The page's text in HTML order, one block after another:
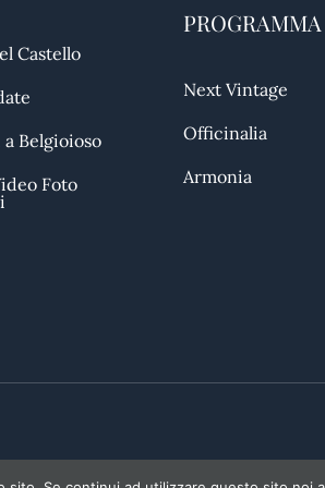
Castello
Belgioioso
Foto
PROGRAMMA
Next Vintage
Officinalia
Armonia